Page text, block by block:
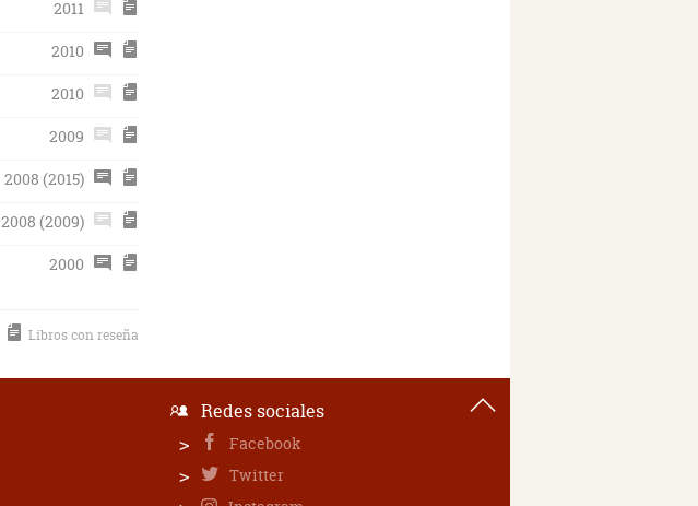
2011
2010
2010
2009
2008 (2015)
2008 (2009)
2000
Libros con reseña
Redes sociales
Facebook
Twitter